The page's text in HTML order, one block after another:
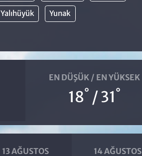
Yalıhüyük Yunak
EN DÜŞÜK / EN YÜKSEK
18° / 31°
13 AĞUSTOS 14 AĞUSTOS